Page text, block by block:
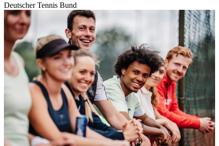
Deutscher Tennis Bund